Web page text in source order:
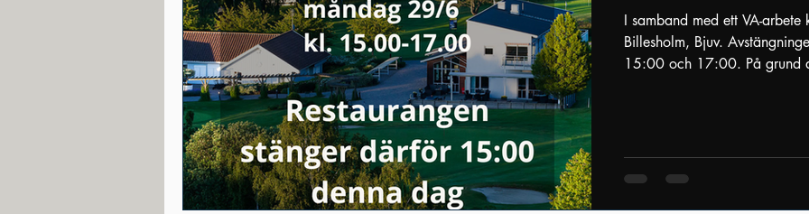
I samband med ett VA-
Billesholm, Bjuv.
15:00 och 17:00. På grund